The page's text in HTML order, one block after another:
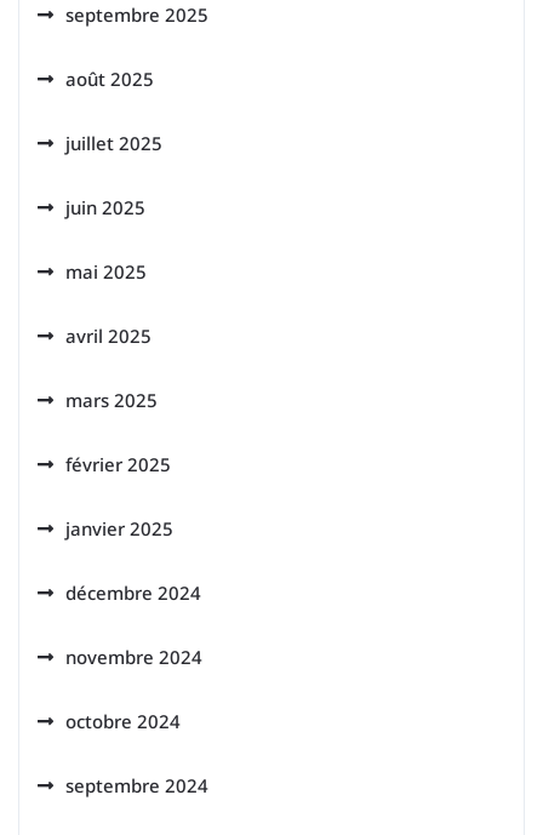
septembre 2025
août 2025
juillet 2025
juin 2025
mai 2025
avril 2025
mars 2025
février 2025
janvier 2025
décembre 2024
novembre 2024
octobre 2024
septembre 2024